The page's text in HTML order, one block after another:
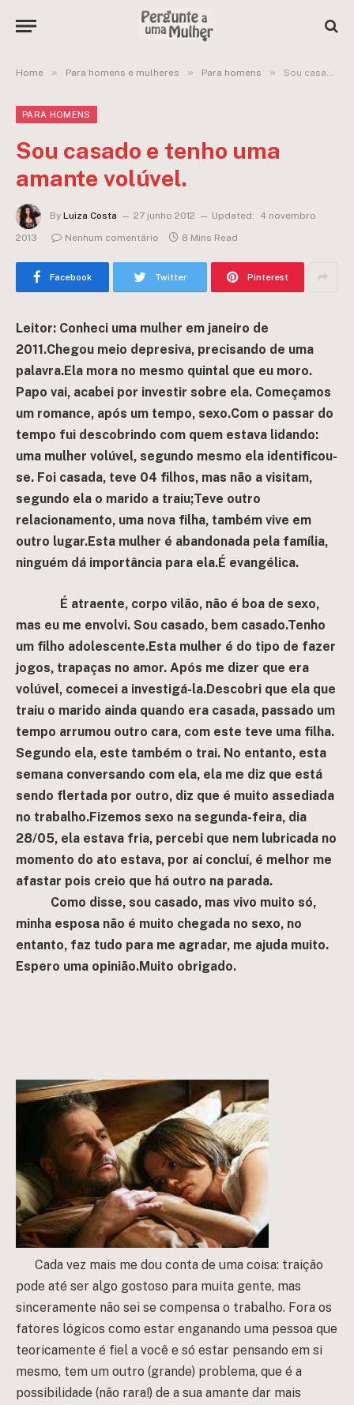
Home » Para homens e mulheres » Para homens » Sou casado e tenho uma amante volúvel.
PARA HOMENS
Sou casado e tenho uma
amante volúvel.
By Luiza Costa 27 junho 2012 Updated:
4 novembro
2013
Nenhum comentário 8 Mins Read
Facebook Twitter Pinterest
Leitor: Conheci uma mulher em janeiro de
2011.Chegou meio depresiva, precisando de uma
palavra.Ela mora no mesmo quintal que eu moro.
Papo vai, acabei por investir sobre ela. Começamos
um romance, após um tempo, sexo.Com o passar do
tempo fui descobrindo com quem estava lidando:
uma mulher volúvel, segundo mesmo ela identificou-
se. Foi casada, teve 04 filhos, mas não a visitam,
segundo ela o marido a traiu;Teve outro
relacionamento, uma nova filha, também vive em
outro lugar.Esta mulher é abandonada pela família,
ninguém dá importância para ela.É evangélica.
É atraente, corpo vilão, não é boa de sexo,
mas eu me envolvi. Sou casado, bem casado.Tenho
um filho adolescente.Esta mulher é do tipo de fazer
jogos, trapaças no amor. Após me dizer que era
volúvel, comecei a investigá-la.Descobri que ela que
traiu o marido ainda quando era casada, passado um
tempo arrumou outro cara, com este teve uma filha.
Segundo ela, este também o trai. No entanto, esta
semana conversando com ela, ela me diz que está
sendo flertada por outro, diz que é muito assediada
no trabalho.Fizemos sexo na segunda-feira, dia
28/05, ela estava fria, percebi que nem lubricada no
momento do ato estava, por aí concluí, é melhor me
afastar pois creio que há outro na parada.
Como disse, sou casado, mas vivo muito só,
minha esposa não é muito chegada no sexo, no
entanto, faz tudo para me agradar, me ajuda muito.
Espero uma opinião.Muito obrigado.
Cada vez mais me dou conta de uma coisa: traição
pode até ser algo gostoso para muita gente, mas
sinceramente não sei se compensa o trabalho. Fora os
fatores lógicos como estar enganando uma pessoa que
teoricamente é fiel a você e só estar pensando em si
mesmo, tem um outro (grande) problema, que é a
possibilidade (não rara!) de a sua amante dar mais